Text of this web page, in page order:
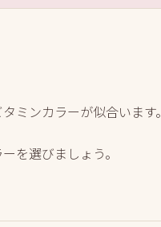
ミンカラーが似合います。
を選びましょう。